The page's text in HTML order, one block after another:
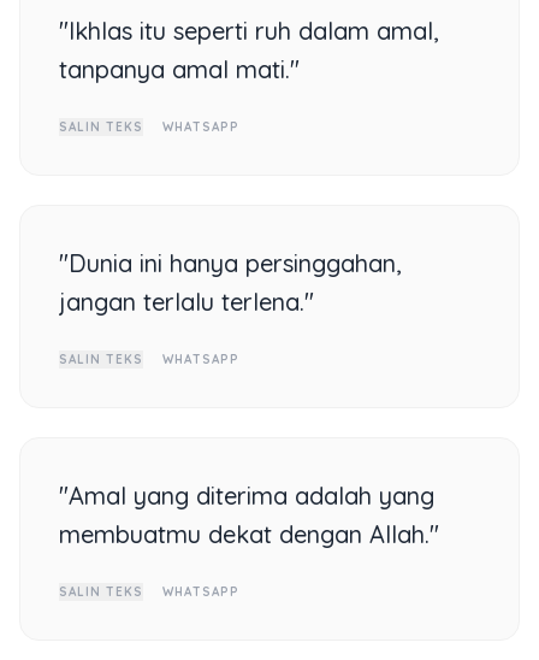
"Ikhlas itu seperti ruh dalam amal,
tanpanya amal mati."
SALIN TEKS WHATSAPP
"Dunia ini hanya persinggahan,
jangan terlalu terlena."
SALIN TEKS WHATSAPP
"Amal yang diterima adalah yang
membuatmu dekat dengan Allah."
SALIN TEKS WHATSAPP